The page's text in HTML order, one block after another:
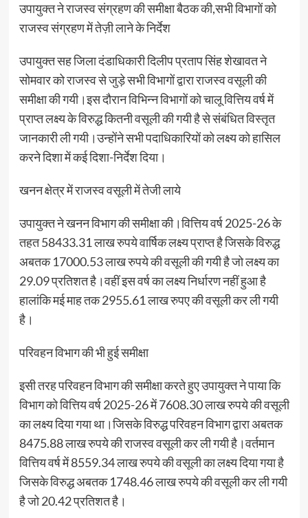
उपायुक्त ने राजस्व संग्रहण की समीक्षा बैठक की,सभी विभागों को
राजस्व संग्रहण में तेज़ी लाने के निर्देश
उपायुक्त सह जिला दंडाधिकारी दिलीप प्रताप सिंह शेखावत ने
सोमवार को राजस्व से जुड़े सभी विभागों द्वारा राजस्व वसूली की
समीक्षा की गयी।इस दौरान विभिन्न विभागों को चालू वित्तिय वर्ष में
प्राप्त लक्ष्य के विरुद्ध कितनी वसूली की गयी है से संबंधित विस्तृत
जानकारी ली गयी।उन्होंने सभी पदाधिकारियों को लक्ष्य को हासिल
करने दिशा में कई दिशा-निर्देश दिया।
खनन क्षेत्र में राजस्व वसूली में तेजी लाये
उपायुक्त ने खनन विभाग की समीक्षा की।वित्तिय वर्ष 2025-26 के
तहत 58433.31 लाख रुपये वार्षिक लक्ष्य प्राप्त है जिसके विरुद्ध
अबतक 17000.53 लाख रुपये की वसूली की गयी है जो लक्ष्य का
29.09 प्रतिशत है।वहीं इस वर्ष का लक्ष्य निर्धारण नहीं हुआ है
हालांकि मई माह तक 2955.61 लाख रुपए की वसूली कर ली गयी
है।
परिवहन विभाग की भी हुई समीक्षा
इसी तरह परिवहन विभाग की समीक्षा करते हुए उपायुक्त ने पाया कि
विभाग को वित्तिय वर्ष 2025-26 में 7608.30 लाख रुपये की वसूली
का लक्ष्य दिया गया था।जिसके विरुद्ध परिवहन विभाग द्वारा अबतक
8475.88 लाख रुपये की राजस्व वसूली कर ली गयी है।वर्तमान
वित्तिय वर्ष में 8559.34 लाख रुपये की वसूली का लक्ष्य दिया गया है
जिसके विरुद्ध अबतक 1748.46 लाख रुपये की वसूली कर ली गयी
है जो 20.42 प्रतिशत है।